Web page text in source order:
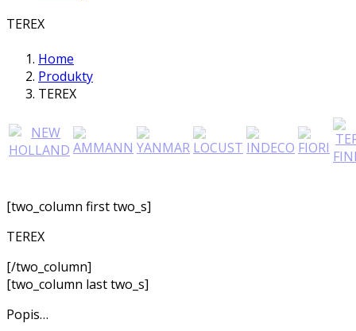
TEREX
Home
Produkty
TEREX
[two_column first two_s]
TEREX
[/two_column]
[two_column last two_s]
Popis…